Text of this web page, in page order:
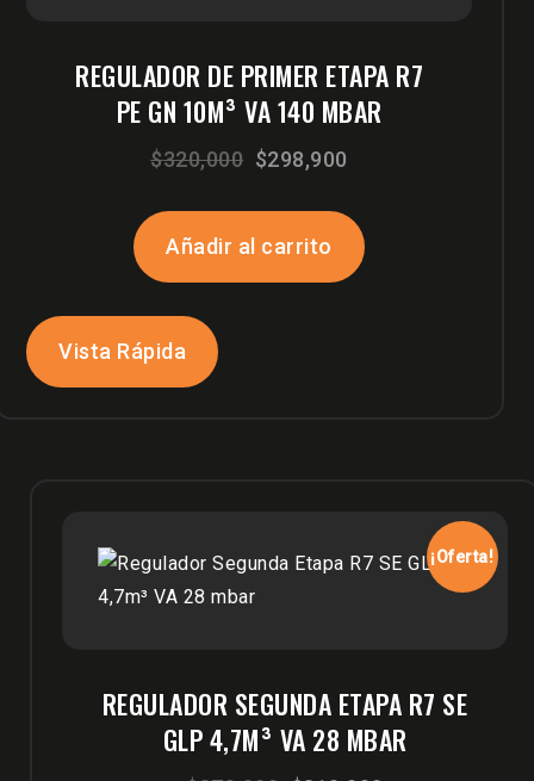
REGULADOR DE PRIMER ETAPA R7
PE GN 10M³ VA 140 MBAR
$320,000 El
original
$298,900
actual
es:
Añadir al carrito
Vista Rápida
¡Oferta!
REGULADOR SEGUNDA ETAPA R7 SE
GLP 4,7M³ VA 28 MBAR